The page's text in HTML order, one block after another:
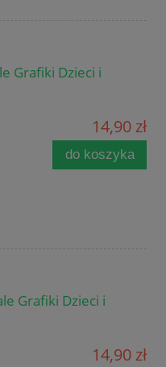
Grafiki Dzieci i
14,90 zł
do koszyka
Grafiki Dzieci i
14,90 zł